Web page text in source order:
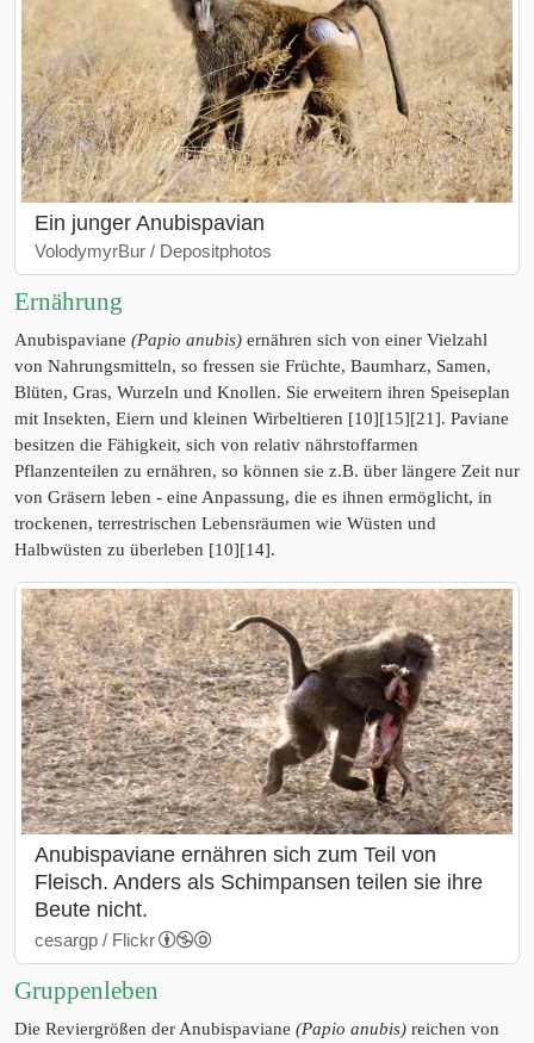
Ein junger Anubispavian
VolodymyrBur / Depositphotos
Ernährung
Anubispaviane (Papio anubis) ernähren sich von einer Vielzahl
von Nahrungsmitteln, so fressen sie Früchte, Baumharz, Samen,
Blüten, Gras, Wurzeln und Knollen. Sie erweitern ihren Speiseplan
mit Insekten, Eiern und kleinen Wirbeltieren [10][15][21]. Paviane
besitzen die Fähigkeit, sich von relativ nährstoffarmen
Pflanzenteilen zu ernähren, so können sie z.B. über längere Zeit nur
von Gräsern leben - eine Anpassung, die es ihnen ermöglicht, in
trockenen, terrestrischen Lebensräumen wie Wüsten und
Halbwüsten zu überleben [10][14].
Anubispaviane ernähren sich zum Teil von
Fleisch. Anders als Schimpansen teilen sie ihre
Beute nicht.
cesargp / Flickr
Gruppenleben
Die Reviergrößen der Anubispaviane (Papio anubis) reichen von